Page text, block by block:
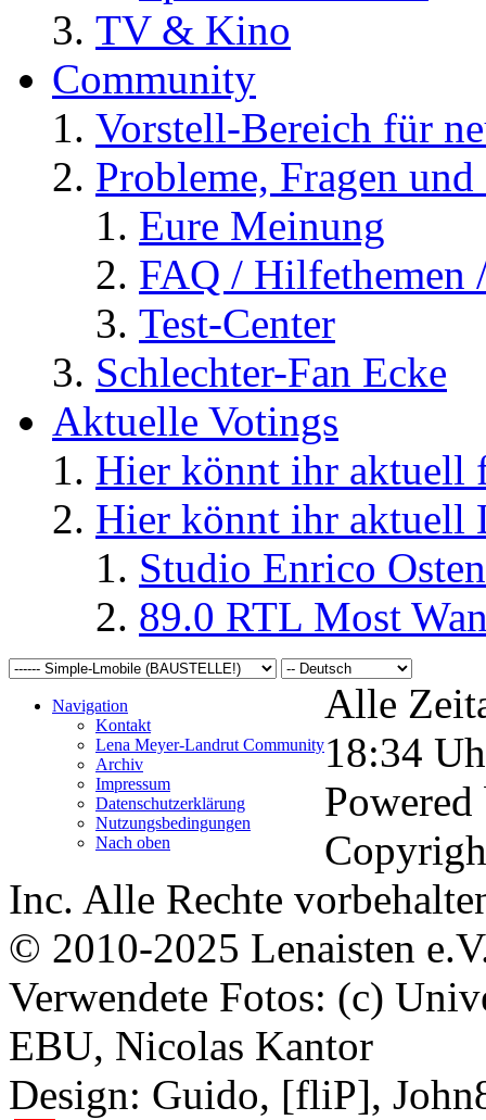
TV & Kino
Community
Vorstell-Bereich für
Probleme, Fragen
Eure Meinung
FAQ / Hilfethemen
Test-Center
Schlechter-Fan Ecke
Aktuelle Votings
Hier könnt ihr aktuell
Hier könnt ihr aktuell
Studio Enrico
89.0 RTL Most
Navigation
Kontakt
Lena Meyer-Landrut Community
Archiv
Impressum
Datenschutzerklärung
Nutzungsbedingungen
Nach oben
Alle
18:34
Inc. Alle Rechte
© 2010-2025 Lenaisten
Verwendete Fotos: (c)
EBU, Nicolas Kantor
Design: Guido, [fliP],